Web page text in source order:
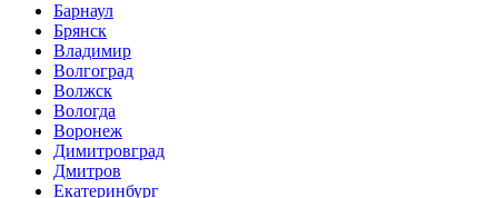
Барнаул
Брянск
Владимир
Волгоград
Волжск
Вологда
Воронеж
Димитровград
Дмитров
Екатеринбург